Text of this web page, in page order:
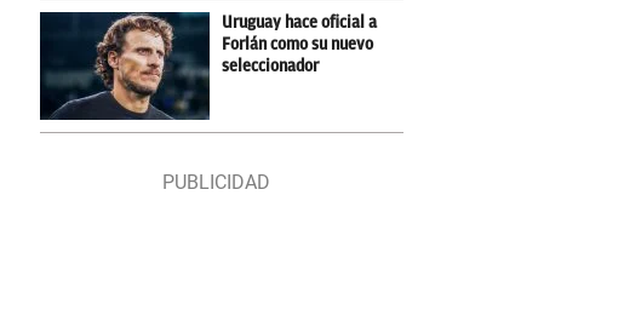
Uruguay hace oficial a
Forlán como su nuevo
seleccionador